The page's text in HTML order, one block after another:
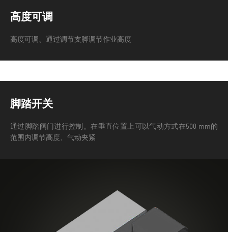
高度可调
高度可调、通过调节支脚调节作业高度
脚踏开关
通过脚踏阀门进行控制。在垂直位置上可以气动方式在500 mm的
范围内调节高度、气动夹紧